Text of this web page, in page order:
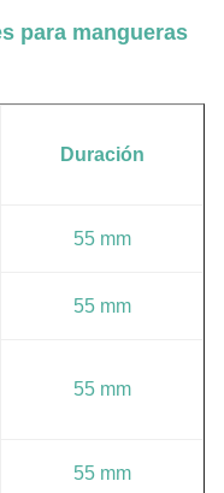
para mangueras
Duración
55 mm
55 mm
55 mm
55 mm